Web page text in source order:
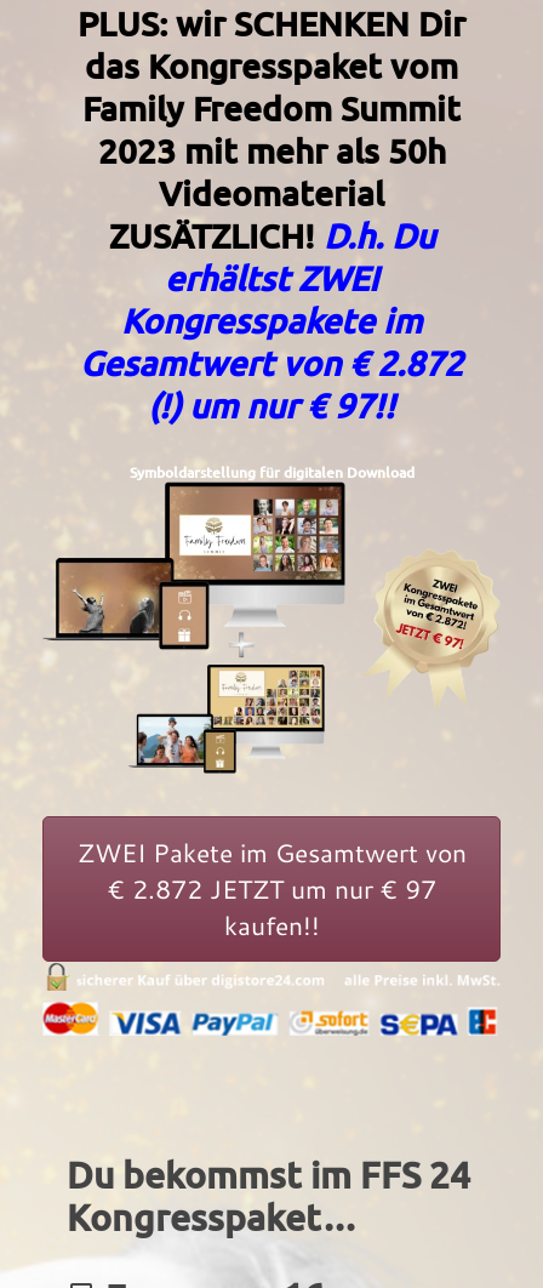
PLUS: wir SCHENKEN Dir
das Kongresspaket vom
Family Freedom Summit
2023 mit mehr als 50h
Videomaterial
ZUSÄTZLICH! D.h. Du
erhältst ZWEI
Kongresspakete im
Gesamtwert von € 2.872
(!) um nur € 97!!
Symboldarstellung für digitalen Download
ZWEI Pakete im Gesamtwert von
€ 2.872 JETZT um nur € 97
kaufen!!
Du bekommst im FFS 24
Kongresspaket…